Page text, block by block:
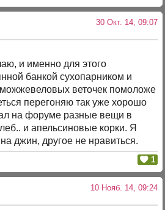
30 Окт. 14, 09:07
и именно для этого
банкой сухопарником и
веточек помоложе
перегоняю так уже хорошо
на форуме разные вещи в
и апельсиновые корки. Я
джин, другое не нравиться.
1
10 Нояб. 14, 09:24